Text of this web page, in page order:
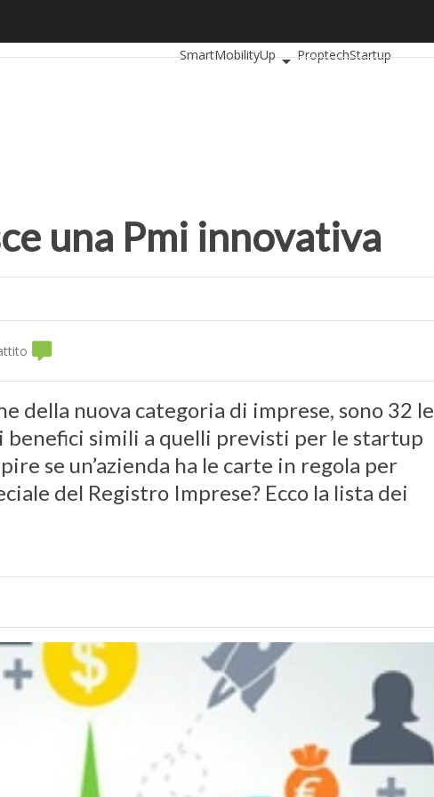
SmartMobilityUp
ProptechStartup
una Pmi innovativa
della nuova categoria di imprese, sono 32 le
benefici simili a quelli previsti per le startup
se un’azienda ha le carte in regola per
del Registro Imprese? Ecco la lista dei